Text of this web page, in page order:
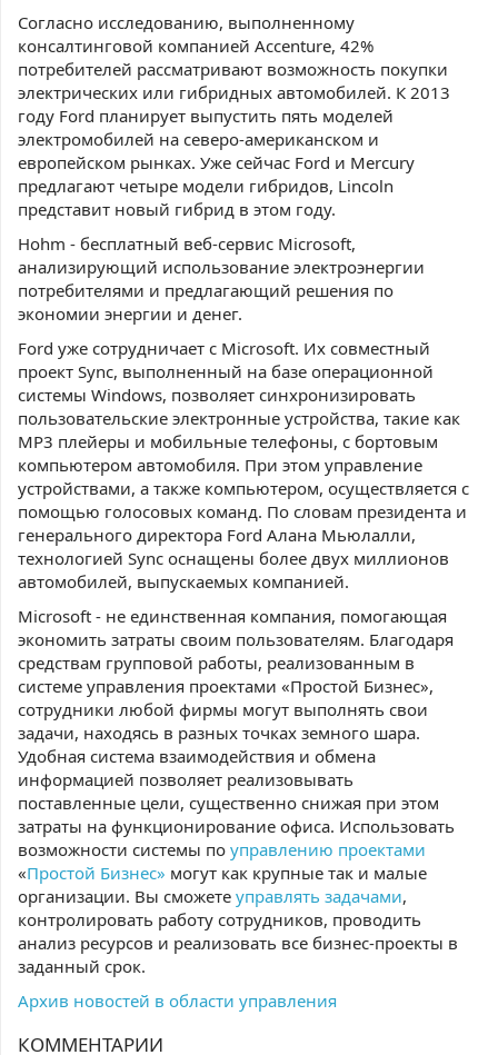
Согласно исследованию, выполненному
консалтинговой компанией Accenture, 42%
потребителей рассматривают возможность покупки
электрических или гибридных автомобилей. К 2013
году Ford планирует выпустить пять моделей
электромобилей на северо-американском и
европейском рынках. Уже сейчас Ford и Mercury
предлагают четыре модели гибридов, Lincoln
представит новый гибрид в этом году.
Hohm - бесплатный веб-сервис Microsoft,
анализирующий использование электроэнергии
потребителями и предлагающий решения по
экономии энергии и денег.
Ford уже сотрудничает с Microsoft. Их совместный
проект Sync, выполненный на базе операционной
системы Windows, позволяет синхронизировать
пользовательские электронные устройства, такие как
MP3 плейеры и мобильные телефоны, с бортовым
компьютером автомобиля. При этом управление
устройствами, а также компьютером, осуществляется с
помощью голосовых команд. По словам президента и
генерального директора Ford Алана Мьюлалли,
технологией Sync оснащены более двух миллионов
автомобилей, выпускаемых компанией.
Microsoft - не единственная компания, помогающая
экономить затраты своим пользователям. Благодаря
средствам групповой работы, реализованным в
системе управления проектами «Простой Бизнес»,
сотрудники любой фирмы могут выполнять свои
задачи, находясь в разных точках земного шара.
Удобная система взаимодействия и обмена
информацией позволяет реализовывать
поставленные цели, существенно снижая при этом
затраты на функционирование офиса. Использовать
возможности системы по управлению проектами
«Простой Бизнес» могут как крупные так и малые
организации. Вы сможете управлять задачами,
контролировать работу сотрудников, проводить
анализ ресурсов и реализовать все бизнес-проекты в
заданный срок.
Архив новостей в области управления
КОММЕНТАРИИ